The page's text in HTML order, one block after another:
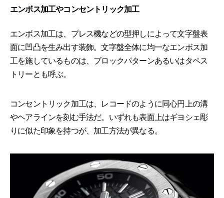
エンボス加工やコンセントリック加工
エンボス加工は、プレス機などの型押しによって文字盤表
面に凹凸を生み出す装飾。文字盤全体に均一なエンボス加
工を施しているものは、ブロックパターンあるいはタペス
トリーとも呼ぶ。
コンセントリック加工は、レコードのように同心円上の溝
やヘアラインを刻む手法だ。いずれも表面上はギヨシェ彫
りに似た印象を持つが、加工方法が異なる。